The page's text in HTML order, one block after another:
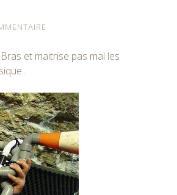
et maitrise pas mal les